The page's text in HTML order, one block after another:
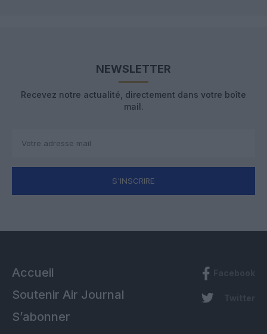
NEWSLETTER
Recevez notre actualité, directement dans votre boîte
mail.
S'INSCRIRE
Accueil
Soutenir Air Journal
S’abonner